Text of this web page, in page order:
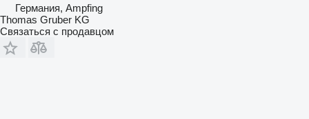
Германия, Ampfing
Thomas Gruber KG
Связаться с продавцом